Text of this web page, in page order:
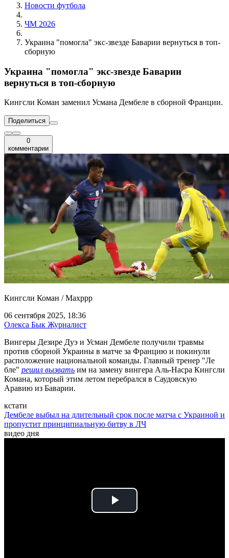
Новости футбола
ЧМ 2026
Украина "помогла" экс-звезде Баварии вернуться в топ-
сборную
Украина "помогла" экс-звезде Баварии
вернуться в топ-сборную
Кингсли Коман заменил Усмана Дембеле в сборной Франции.
Поделиться
0
комментарии
Кингсли Коман / Maxppp
06 сентября 2025, 18:36
Олекса Бык Журналист
Вингеры Дезире Дуэ и Усман Дембеле получили травмы
против сборной Украины в матче за Францию и покинули
расположение национальной команды. Главный тренер "Ле
бле" решил вызвать им на замену вингера Аль-Насра Кингсли
Комана, который этим летом перебрался в Саудовскую
Аравию из Баварии.
кстати
Дембеле выбыл на длительный срок после матча с Украиной и
пропустит принципиальную битву в ЛЧ
видео дня
Play